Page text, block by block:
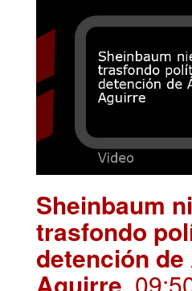
Sheinbaum
trasfondo
detención de
Aguirre.